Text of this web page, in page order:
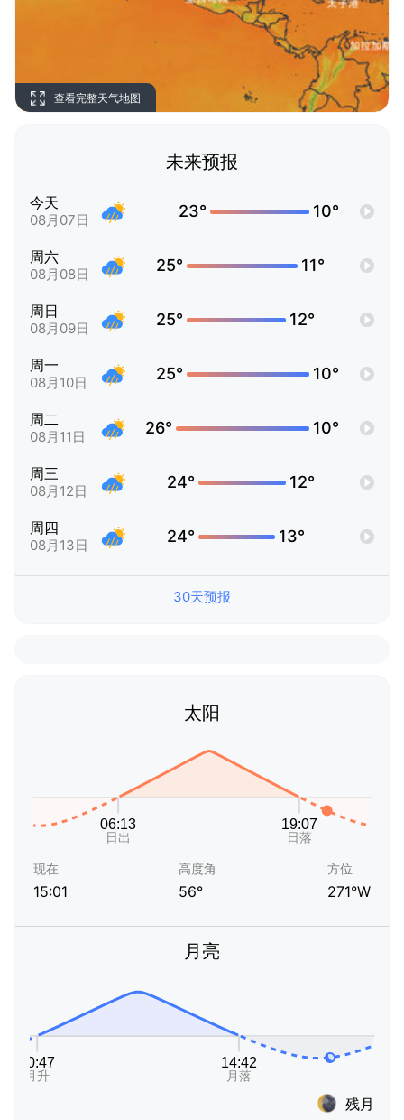
查看完整天气地图
未来预报
今天
08月07日 23° 10°
周六
08月08日 25° 11°
周日
08月09日 25° 12°
周一
08月10日 25° 10°
周二
08月11日 26° 10°
周三
08月12日 24° 12°
周四
08月13日 24° 13°
30天预报
太阳
现在
15:01
高度角
56°
方位
271°W
月亮
残月